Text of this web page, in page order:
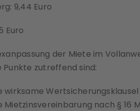
9,44 Euro
Euro
der Miete im
Punkte zutreffend sind:
wirksame
Mietzinsvereinbarung nach § 16